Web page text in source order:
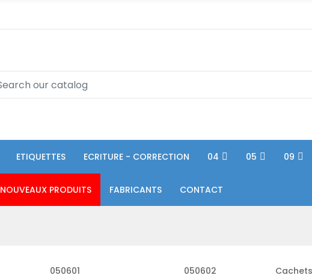
ETIQUETTES ECRITURE - CORRECTION 04 05 09
NOUVEAUX PRODUITS FABRICANTS CONTACT
050601 050602